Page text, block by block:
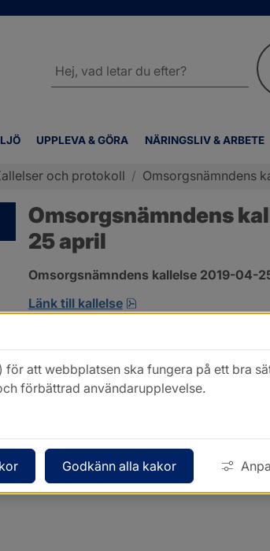
UPPLEVA & GÖRA NÄRINGSLIV & ARBETE
webbplatsen
och protokoll / Omsorgsnämndens
Omsorgsnämndens
25 april
Omsorgsnämndens kallelse 2019-04-
Länk till kallelse
pdf, öppnas i nytt
att webbplatsen ska fungera på ett bra
förbättrad användarupplevelse.
Godkänn alla kakor